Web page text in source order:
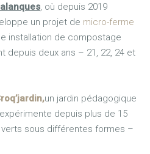
où depuis 2019
un projet de micro-ferme
installation de compostage
depuis deux ans – 21, 22, 24 et
un jardin pédagogique
depuis plus de 15
verts sous différentes formes –